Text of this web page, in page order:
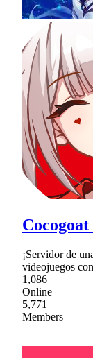
¡Servidor de
videojuegos
1,086
Online
5,771
Members